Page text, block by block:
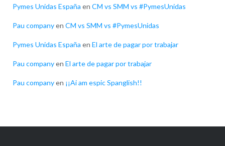
Pymes Unidas España en CM vs SMM vs #PymesUnidas
Pau companyen CM vs SMM vs #PymesUnidas
Pymes Unidas España en El arte de pagar por trabajar
Pau companyen El arte de pagar por trabajar
Pau companyen ¡¡Ai am espic Spanglish!!